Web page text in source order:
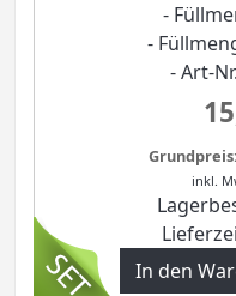
-
-
- Art-
inkl.